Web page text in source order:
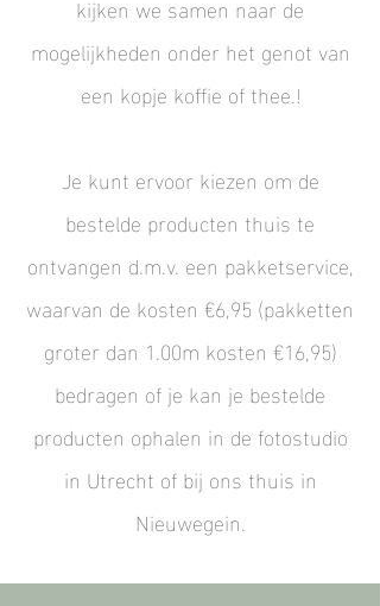
mogelijkheden onder het genot van
een kopje koffie of thee.!
Je kunt ervoor kiezen om de
bestelde producten thuis te
ontvangen d.m.v. een pakketservice,
waarvan de kosten €6,95 (pakketten
groter dan 1.00m kosten €16,95)
bedragen of je kan je bestelde
producten ophalen in de fotostudio
in Utrecht of bij ons thuis in
Nieuwegein.